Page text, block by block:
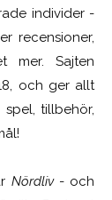
individer -
recensioner,
mer. Sajten
och ger allt
tillbehör,
Nördliv- och